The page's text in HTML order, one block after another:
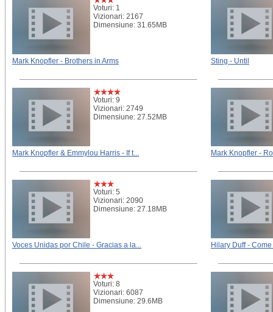
Voturi: 1
Vizionari: 2167
Dimensiune: 31.65MB
Mark Knopfler - Brothers in Arms Sting - Until
Voturi: 9
Vizionari: 2749
Dimensiune: 27.52MB
Mark Knopfler & Emmylou Harris - If t... Mark Knopfler -
Voturi: 5
Vizionari: 2090
Dimensiune: 27.18MB
Voces Unidas por Chile - Gracias a la... Hilary Duff -
Voturi: 8
Vizionari: 6087
Dimensiune: 29.6MB